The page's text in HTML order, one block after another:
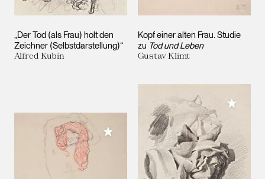
„Der Tod (als Frau) holt den
Zeichner (Selbstdarstellung)“
Alfred Kubin
Kopf einer alten Frau. Studie
zu Tod und Leben
Gustav Klimt
Meiner Sammlung hinzufügen
Meiner